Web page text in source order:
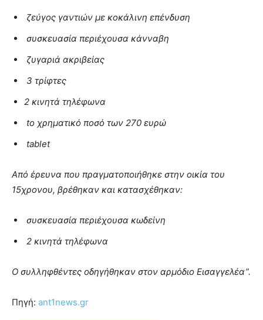
ζεύγος γαντιών με κοκάλινη επένδυση
συσκευασία περιέχουσα κάνναβη
ζυγαριά ακριβείας
3 τρίφτες
2 κινητά τηλέφωνα
tο χρηματικό ποσό των 270 ευρώ
tablet
Από έρευνα που πραγματοποιήθηκε στην οικία του
15χρονου, βρέθηκαν και κατασχέθηκαν:
συσκευασία περιέχουσα κωδείνη
2 κινητά τηλέφωνα
Ο συλληφθέντες οδηγήθηκαν στον αρμόδιο Εισαγγελέα”.
Πηγή: ant1news.gr